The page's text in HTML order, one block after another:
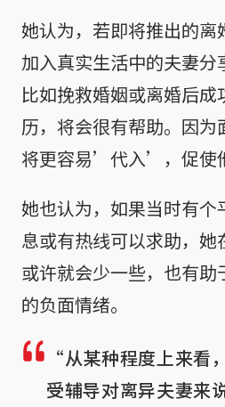
她认为，若即将推出的
加入真实生活中的夫妻分
比如挽救婚姻或离婚后
历，将会很有帮助。因
将更容易’代入’，促使
她也认为，如果当时有
息或有热线可以求助，她
或许就会少一些，也有
的负面情绪。
“从某种程度上来看
受辅导对离异夫妻来